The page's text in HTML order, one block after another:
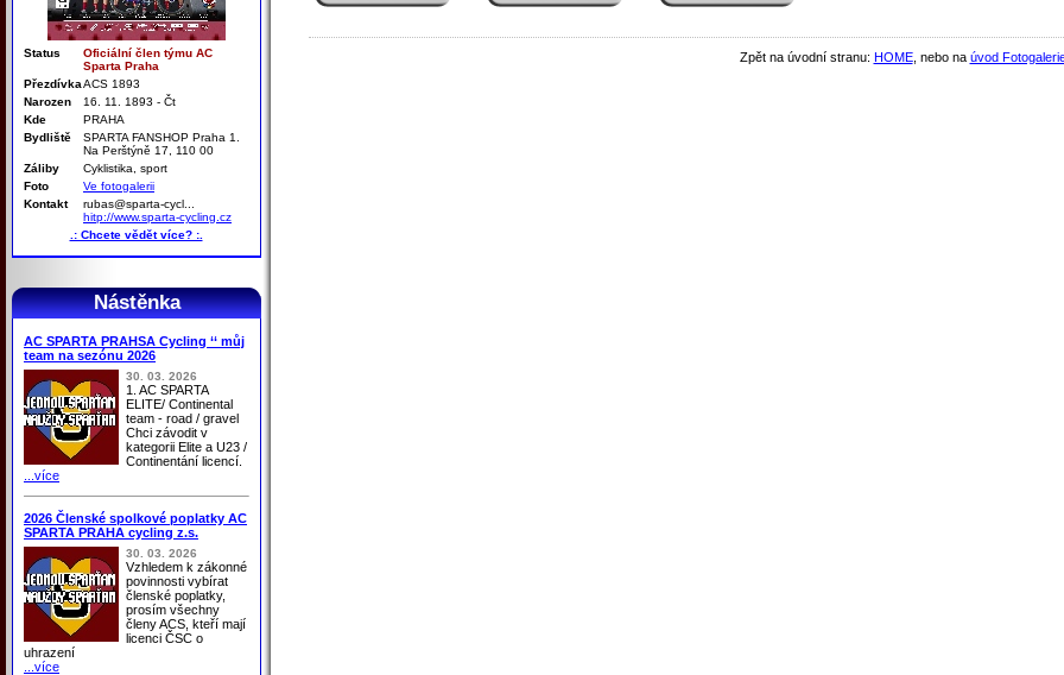
Status
Oficiální člen týmu AC
Sparta Praha
PřezdívkaACS 1893
Narozen
16. 11. 1893 - Čt
Kde
PRAHA
Bydliště
SPARTA FANSHOP Praha 1.
Na Perštýně 17, 110 00
Záliby
Cyklistika, sport
Foto
Ve fotogalerii
Kontakt
rubas@sparta-cycl...
hitp://www.sparta-cycling.cz
.: Chcete vědět více? :.
Nástěnka
AC SPARTA PRAHSA Cycling ‘‘ můj
team na sezónu 2026
30. 03. 2026
1. AC SPARTA
ELITE/ Continental
team - road / gravel
Chci závodit v
kategorii Elite a U23 /
Continentání licencí.
...více
2026 Členské spolkové poplatky AC
SPARTA PRAHA cycling z.s.
30. 03. 2026
Vzhledem k zákonné
povinnosti vybírat
členské poplatky,
prosím všechny
členy ACS, kteří mají
licenci ČSC o
uhrazení
...více
Zpět na úvodní stranu: HOME, nebo na úvod